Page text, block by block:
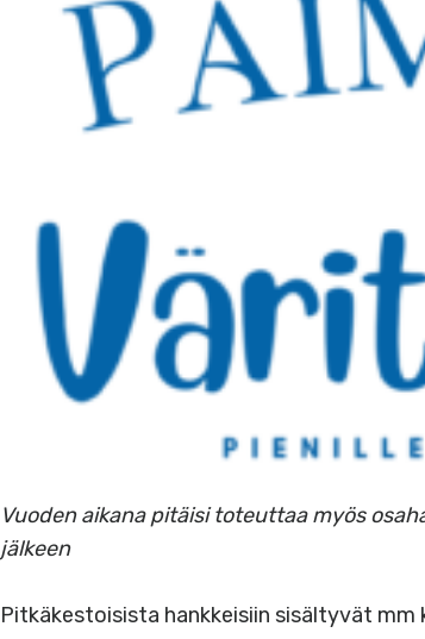
Vuoden aikana pitäisi toteuttaa myös
jälkeen
Pitkäkestoisista hankkeisiin sisältyvät mm